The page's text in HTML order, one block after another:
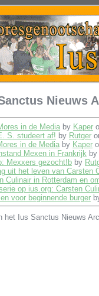
Nieuws
in de Media by Kaper
S. studeert af! by Rutger
in de Media by Kaper
Mexen in Frankrijk by
Mexxers gezocht!b by
uit het leven van Carsten
Culinair in Rotterdam en
op ius.org: Carsten
voor beginnende burger
het Ius Sanctus Nieuws